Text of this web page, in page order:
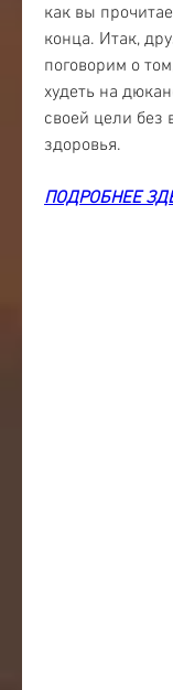
как вы
конца. Итак,
поговорим о
худеть на
своей цели без
здоровья.
ПОДРОБНЕЕ